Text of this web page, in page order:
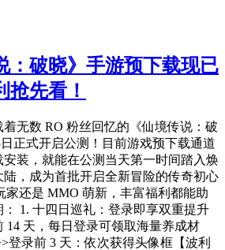
：破晓》手游预下载现已
抢先看！
无数 RO 粉丝回忆的《仙境传说：破
正式开启公测！目前游戏预下载通道
装，就能在公测当天第一时间踏入焕
，成为首批开启全新冒险的传奇初心
家还是 MMO 萌新，丰富福利都能助
1. 十四日巡礼：登录即享双重提升
14 天，每日登录可领取海量养成材
登录前 3 天：依次获得头像框【波利